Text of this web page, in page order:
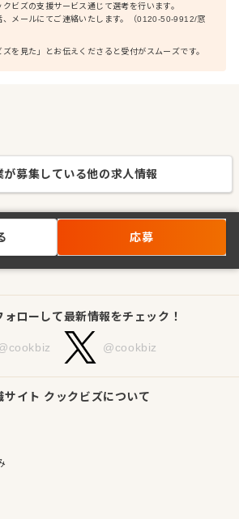
ビズの支援サービス通じて選考を行います。
、メールにてご連絡いたします。（0120-50-9912/窓
を見た」とお伝えくださると受付がスムーズです。
が募集している他の求人情報
応募
ォローして最新情報をチェック！
@cookbiz
サイト クックビズについて